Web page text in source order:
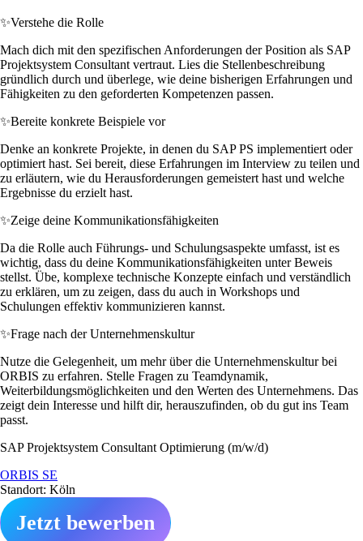
✨Verstehe die Rolle
Mach dich mit den spezifischen Anforderungen der Position als SAP
Projektsystem Consultant vertraut. Lies die Stellenbeschreibung
gründlich durch und überlege, wie deine bisherigen Erfahrungen und
Fähigkeiten zu den geforderten Kompetenzen passen.
✨Bereite konkrete Beispiele vor
Denke an konkrete Projekte, in denen du SAP PS implementiert oder
optimiert hast. Sei bereit, diese Erfahrungen im Interview zu teilen und
zu erläutern, wie du Herausforderungen gemeistert hast und welche
Ergebnisse du erzielt hast.
✨Zeige deine Kommunikationsfähigkeiten
Da die Rolle auch Führungs- und Schulungsaspekte umfasst, ist es
wichtig, dass du deine Kommunikationsfähigkeiten unter Beweis
stellst. Übe, komplexe technische Konzepte einfach und verständlich
zu erklären, um zu zeigen, dass du auch in Workshops und
Schulungen effektiv kommunizieren kannst.
✨Frage nach der Unternehmenskultur
Nutze die Gelegenheit, um mehr über die Unternehmenskultur bei
ORBIS zu erfahren. Stelle Fragen zu Teamdynamik,
Weiterbildungsmöglichkeiten und den Werten des Unternehmens. Das
zeigt dein Interesse und hilft dir, herauszufinden, ob du gut ins Team
passt.
SAP Projektsystem Consultant Optimierung (m/w/d)
ORBIS SE
Standort: Köln
Jetzt bewerben